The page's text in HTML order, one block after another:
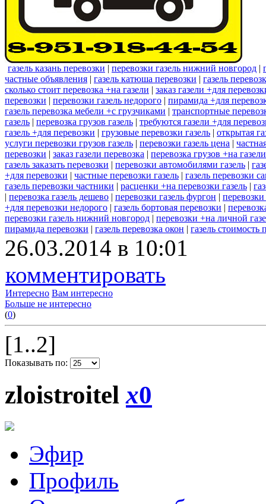
газель казань перевозки | перевозки газель нижний новгород |
частные объявления | газель катюша перевозки | газель
сколько стоит перевозка +на газели | заказ газели +для
перевозки | перевозки газель недорого | пирамида +для
газель перевозка мебели +с грузчиками | транспортные
газель | перевозка грузов газель | требуются газели +для
газель +для перевозки | грузовые перевозки газель | открытая
услуги перевозки грузов газель | перевозки газель цена |
перевозки | заказ газели перевозка | перевозка грузов +на
газель заказать перевозки | перевозки автомобилями газель |
+для перевозки | частные перевозки газель | газель перевозки
газель перевозки частники | расценки +на перевозки газель |
| перевозка газель дешево | перевозки газель фургон |
+для перевозки недорого | газель бортовая перевозки |
перевозки газель нижний новгород | перевозки +на личной
пирамида перевозки | газель перевозка окон | газель стоимость
26.03.2014 в 10:01
комментировать
Интересно Вам интересно
Больше не интересно
(0)
[1..2]
Показывать по:
zloistroitelx0
Эфир
Профиль